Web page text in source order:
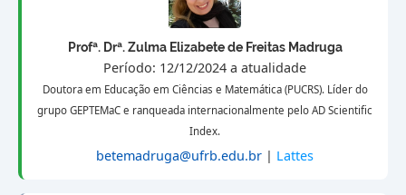
Profª. Drª. Zulma Elizabete de Freitas Madruga
Período: 12/12/2024 a atualidade
Doutora em Educação em Ciências e Matemática (PUCRS). Líder do
grupo GEPTEMaC e ranqueada internacionalmente pelo AD Scientific
Index.
betemadruga@ufrb.edu.br | Lattes